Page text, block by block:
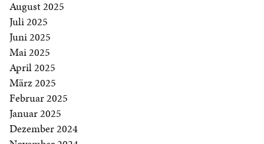
August 2025
Juli 2025
Juni 2025
Mai 2025
April 2025
März 2025
Februar 2025
Januar 2025
Dezember 2024